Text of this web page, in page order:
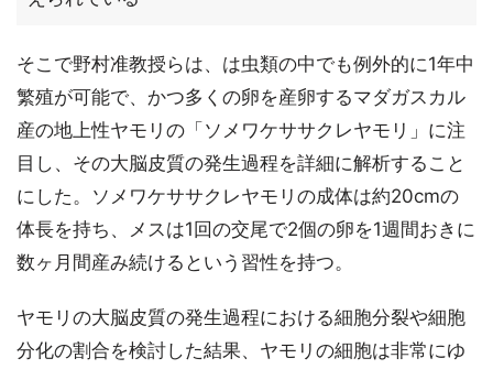
そこで野村准教授らは、は虫類の中でも例外的に1年中
繁殖が可能で、かつ多くの卵を産卵するマダガスカル
産の地上性ヤモリの「ソメワケササクレヤモリ」に注
目し、その大脳皮質の発生過程を詳細に解析すること
にした。ソメワケササクレヤモリの成体は約20cmの
体長を持ち、メスは1回の交尾で2個の卵を1週間おきに
数ヶ月間産み続けるという習性を持つ。
ヤモリの大脳皮質の発生過程における細胞分裂や細胞
分化の割合を検討した結果、ヤモリの細胞は非常にゆ